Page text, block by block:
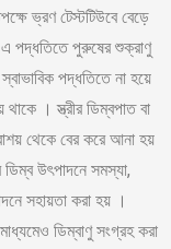
ভ্রণ টেস্টটিউবে বেড়ে
এ পদ্ধতিতে পুরুষের শুক্রাণু
পদ্ধতিতে না হয়ে
থাকে । স্ত্রীর ডিম্বপাত বা
থেকে বের করে আনা হয়
উৎপাদনে সমস্যা,
সহায়তা করা হয় ।
ডিম্বাণু সংগ্রহ করা